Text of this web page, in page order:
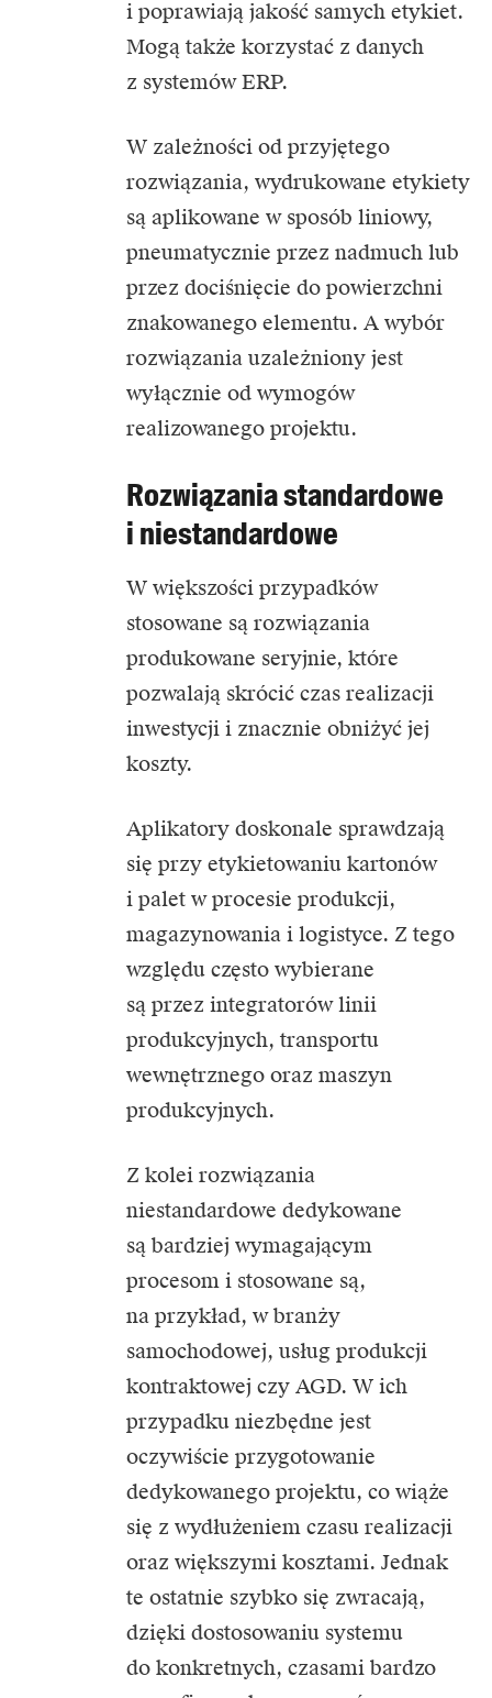
i poprawiają jakość samych etykiet.
Mogą także korzystać z danych
z systemów ERP.
W zależności od przyjętego
rozwiązania, wydrukowane etykiety
są aplikowane w sposób liniowy,
pneumatycznie przez nadmuch lub
przez dociśnięcie do powierzchni
znakowanego elementu. A wybór
rozwiązania uzależniony jest
wyłącznie od wymogów
realizowanego projektu.
Rozwiązania standardowe
i niestandardowe
W większości przypadków
stosowane są rozwiązania
produkowane seryjnie, które
pozwalają skrócić czas realizacji
inwestycji i znacznie obniżyć jej
koszty.
Aplikatory doskonale sprawdzają
się przy etykietowaniu kartonów
i palet w procesie produkcji,
magazynowania i logistyce. Z tego
względu często wybierane
są przez integratorów linii
produkcyjnych, transportu
wewnętrznego oraz maszyn
produkcyjnych.
Z kolei rozwiązania
niestandardowe dedykowane
są bardziej wymagającym
procesom i stosowane są,
na przykład, w branży
samochodowej, usług produkcji
kontraktowej czy AGD. W ich
przypadku niezbędne jest
oczywiście przygotowanie
dedykowanego projektu, co wiąże
się z wydłużeniem czasu realizacji
oraz większymi kosztami. Jednak
te ostatnie szybko się zwracają,
dzięki dostosowaniu systemu
do konkretnych, czasami bardzo